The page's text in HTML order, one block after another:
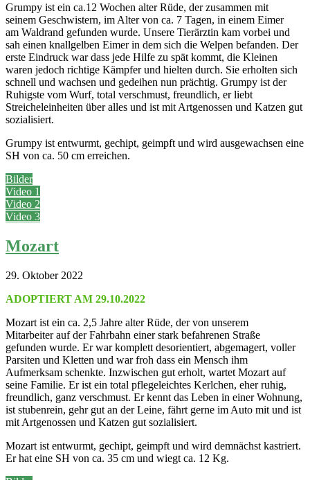
Grumpy ist ein ca.12 Wochen alter Rüde, der zusammen mit
seinem Geschwistern, im Alter von ca. 7 Tagen, in einem Eimer
am Waldrand gefunden wurde. Unsere Tierärztin kam vorbei und
sah einen knallgelben Eimer in dem sich die Welpen befanden. Der
erste Eindruck war dass jede Hilfe zu spät kommt, die Kleinen
waren jedoch richtige Kämpfer und hielten durch. Sie erholten sich
schnell und wachsen und gedeihen nun prächtig. Grumpy ist der
Ruhigste vom Wurf, total verschmust, freundlich, er liebt
Streicheleinheiten über alles und ist mit Artgenossen und Katzen gut
sozialisiert.
Grumpy ist entwurmt, gechipt, geimpft und wird ausgewachsen eine
SH von ca. 50 cm erreichen.
Bilder
Video 1
Video 2
Video 3
Mozart
29. Oktober 2022
ADOPTIERT AM 29.10.2022
Mozart ist ein ca. 2,5 Jahre alter Rüde, der von unserem
Mitarbeiter auf der Fahrbahn einer stark befahrenen Straße
gefunden wurde. Er war komplett desorientiert, abgemagert, voller
Parsiten und Kletten und war froh dass ein Mensch ihm
Aufmerksam schenkte. Inzwischen gut erholt, wartet Mozart auf
seine Familie. Er ist ein total pflegeleichtes Kerlchen, eher ruhig,
freundlich, ganz verschmust. Er kennt das Leben in einer Wohnung,
ist stubenrein, gehr gut an der Leine, fährt gerne im Auto mit und ist
mit Artgenossen und Katzen gut sozialisiert.
Mozart ist entwurmt, gechipt, geimpft und wird demnächst kastriert.
Er hat eine SH von ca. 35 cm und wiegt ca. 12 Kg.